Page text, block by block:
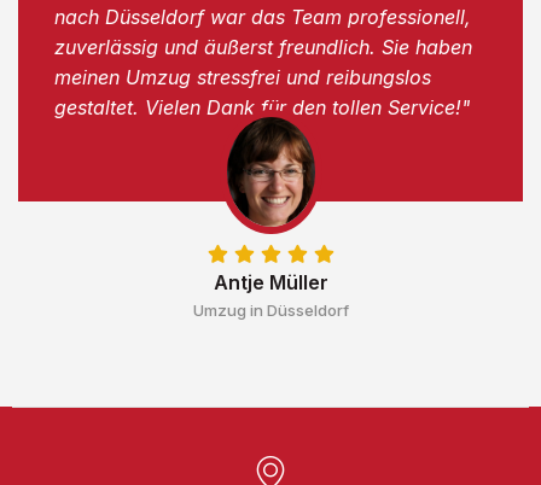
Antje Müller
Umzug in Düsseldorf
nach Düsseldorf war das Team professionell,
zuverlässig und äußerst freundlich. Sie haben
meinen Umzug stressfrei und reibungslos
gestaltet. Vielen Dank für den tollen Service!"